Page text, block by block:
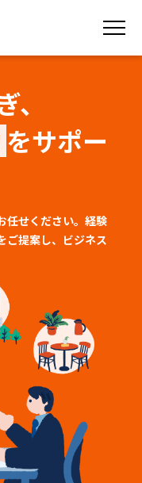
をサポー
任せください。経験
ご提案し、ビジネス